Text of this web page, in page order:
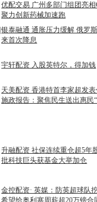
优配交易 广州多部门组团亮
聚力创新药械加速跑
银泰融通 通胀压力缓解 俄罗
来首次降息
宇轩配资 入股英特尔，得加钱
天美配资 香港特首李家超发
施政报告：聚焦民生送出惠民
升融配资 社保连续重仓超5年
批科技巨头获基金大举加仓
金控配资· 英媒：防英超球队
希望给奥利塞周薪超20万镑合